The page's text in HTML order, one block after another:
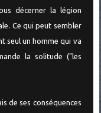
décerner la légion
Ce qui peut sembler
seul un homme qui va
la solitude ("les
de ses conséquences